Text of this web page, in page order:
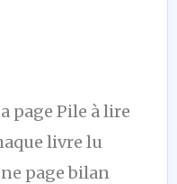
page Pile à lire
livre lu
page bilan